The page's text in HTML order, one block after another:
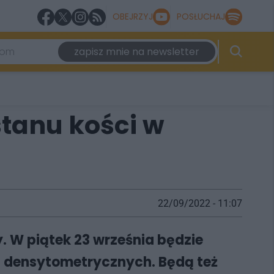
OBEJRZYJ POSŁUCHAJ
zapisz mnie na newsletter
kości w
22/09/2022 - 11:07
W piątek 23 września będzie
Będą też